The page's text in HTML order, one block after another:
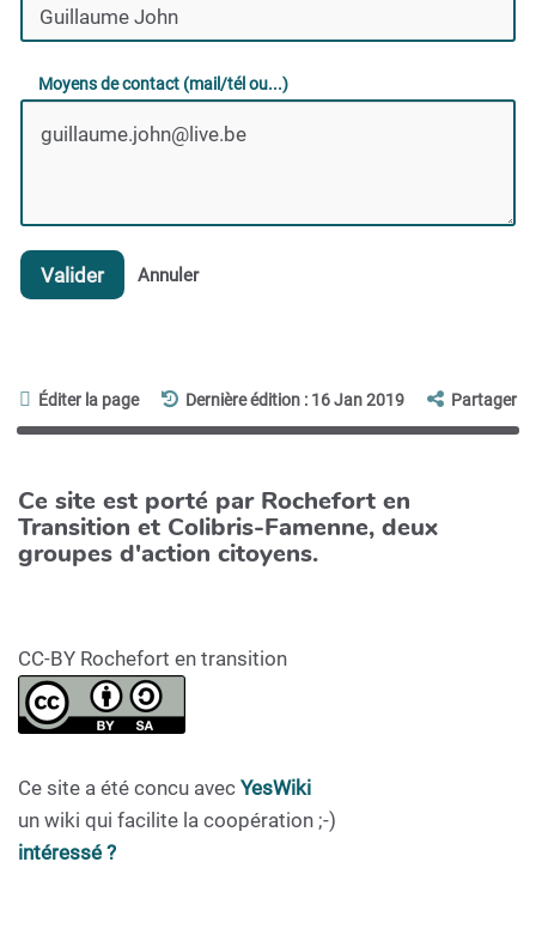
Moyens de contact (mail/tél ou...)
Valider Annuler
Éditer la page Dernière édition : 16 Jan 2019 Partager
Ce site est porté par Rochefort en
Transition et Colibris-Famenne, deux
groupes d'action citoyens.
CC-BY Rochefort en transition
Ce site a été concu avec YesWiki
un wiki qui facilite la coopération ;-)
intéressé ?